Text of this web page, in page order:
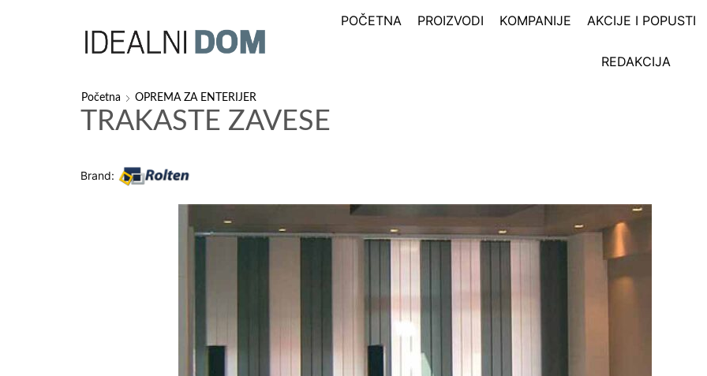
POČETNA PROIZVODI KOMPANIJE AKCIJE I POPUSTI
REDAKCIJA
Početna OPREMA ZA ENTERIJER
TRAKASTE ZAVESE
Brand: